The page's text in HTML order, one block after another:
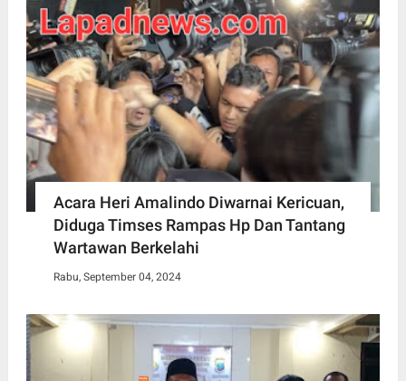
Acara Heri Amalindo Diwarnai Kericuan,
Diduga Timses Rampas Hp Dan Tantang
Wartawan Berkelahi
Rabu, September 04, 2024